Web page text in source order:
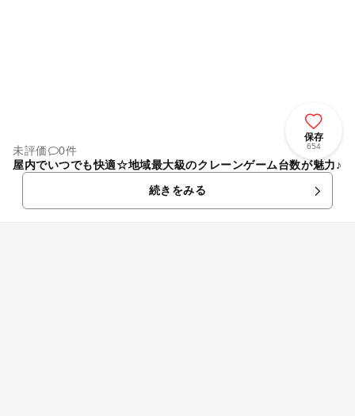
保存
654
未評価
0件
屋内でいつでも快適☆地域最大級のクレーンゲーム台数が魅力♪
続きをみる